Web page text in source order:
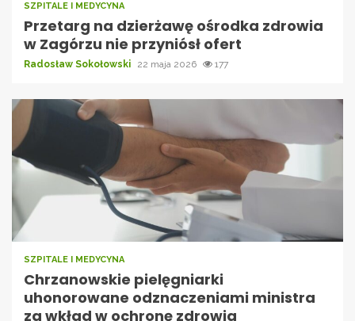
SZPITALE I MEDYCYNA
Przetarg na dzierżawę ośrodka zdrowia
w Zagórzu nie przyniósł ofert
Radosław Sokołowski 22 maja 2026 177
SZPITALE I MEDYCYNA
Chrzanowskie pielęgniarki
uhonorowane odznaczeniami ministra
za wkład w ochronę zdrowia